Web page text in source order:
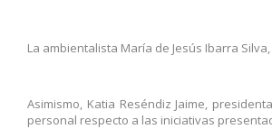
La ambientalista María de Jesús Ibarra
Asimismo, Katia Reséndiz Jaime,
personal respecto a las iniciativas